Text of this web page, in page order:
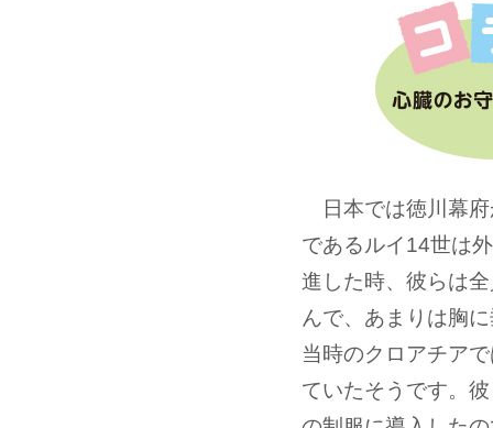
日本では徳川幕府
であるルイ14世は
進した時、彼らは
んで、あまりは胸
当時のクロアチア
ていたそうです。